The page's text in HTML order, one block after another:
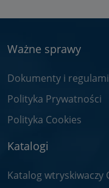
Ważne sprawy
Dokumenty i
Polityka Prywatności
Polityka Cookies
Katalogi
Katalog wtryskiwaczy